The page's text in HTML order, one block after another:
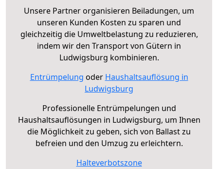
Unsere Partner organisieren Beiladungen, um
unseren Kunden Kosten zu sparen und
gleichzeitig die Umweltbelastung zu reduzieren,
indem wir den Transport von Gütern in
Ludwigsburg kombinieren.
Entrümpelung oder Haushaltsauflösung in
Ludwigsburg
Professionelle Entrümpelungen und
Haushaltsauflösungen in Ludwigsburg, um Ihnen
die Möglichkeit zu geben, sich von Ballast zu
befreien und den Umzug zu erleichtern.
Halteverbotszone